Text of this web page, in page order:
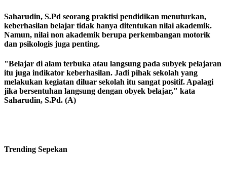
Saharudin, S.Pd seorang praktisi pendidikan menuturkan,
keberhasilan belajar tidak hanya ditentukan nilai akademik.
Namun, nilai non akademik berupa perkembangan motorik
dan psikologis juga penting.
"Belajar di alam terbuka atau langsung pada subyek pelajaran
itu juga indikator keberhasilan. Jadi pihak sekolah yang
melakukan kegiatan diluar sekolah itu sangat positif. Apalagi
jika bersentuhan langsung dengan obyek belajar," kata
Saharudin, S.Pd. (A)
Trending Sepekan